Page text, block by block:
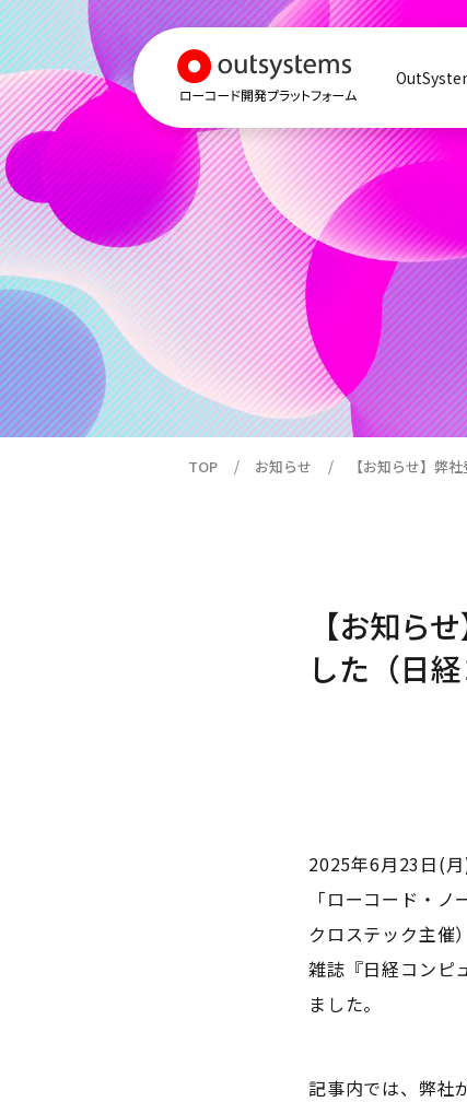
TOP お知らせ 【お知らせ】弊
【お知ら
した（日
2025年6月23日(
「ローコード・
クロステック主催
雑誌『日経コンピ
ました。
記事内では、弊社